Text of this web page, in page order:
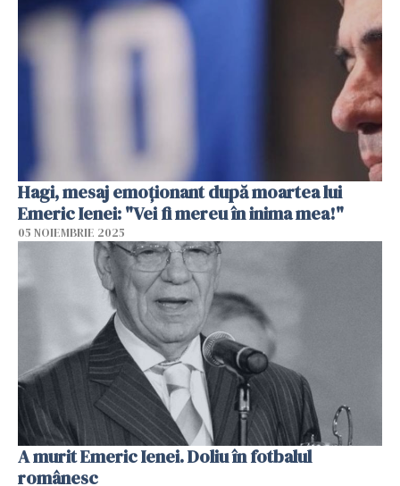
Hagi, mesaj emoționant după moartea lui
Emeric Ienei: "Vei fi mereu în inima mea!"
05 NOIEMBRIE 2025
A murit Emeric Ienei. Doliu în fotbalul
românesc